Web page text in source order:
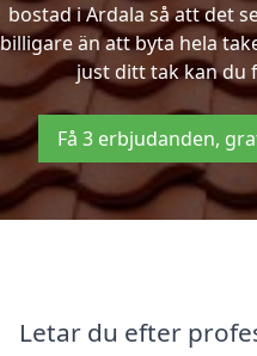
bostad i Ardala så att det
billigare än att byta hela
just ditt tak kan du
Få 3 erbjudanden,
Letar du efter